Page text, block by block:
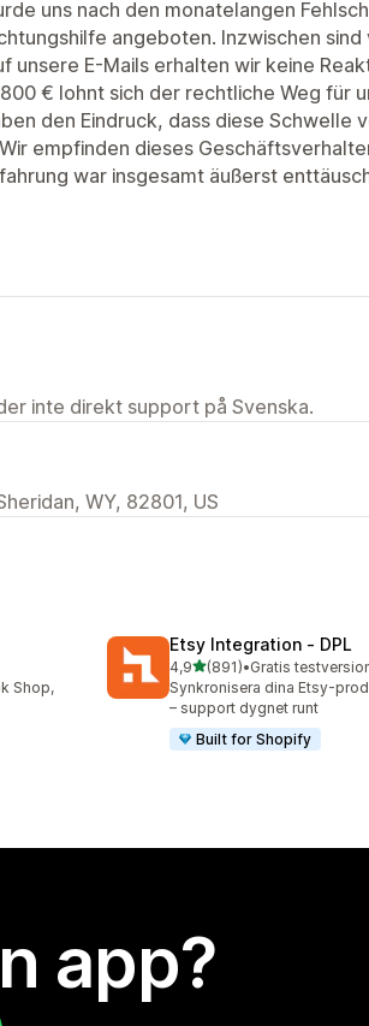
uns nach den monatelangen
angeboten. Inzwischen sind
unsere E-Mails erhalten wir keine
€ lohnt sich der rechtliche Weg für
den Eindruck, dass diese Schwelle
empfinden dieses
war insgesamt äußerst
inte direkt support på Svenska.
WY, 82801, US
Shop,
Etsy Integration ‑ DPL
4,9av 5 stjärnor
(891)
891 recensioner totalt
•Gratis
Synkronisera dina Etsy-
– support dygnet runt
Built for Shopify
app?